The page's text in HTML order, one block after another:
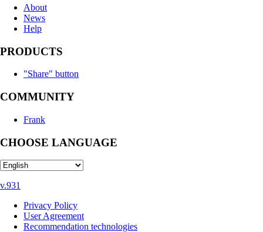
About
News
Help
PRODUCTS
"Share" button
COMMUNITY
Frank
CHOOSE LANGUAGE
v.931
Privacy Policy
User Agreement
Recommendation technologies